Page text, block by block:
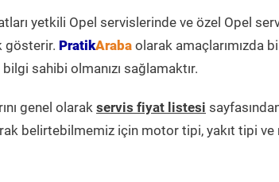
yetkili Opel servislerinde ve özel Opel
gösterir. PratikAraba olarak amaçlarımızda
sahibi olmanızı sağlamaktır.
genel olarak servis fiyat listesi
belirtebilmemiz için motor tipi, yakıt tipi ve